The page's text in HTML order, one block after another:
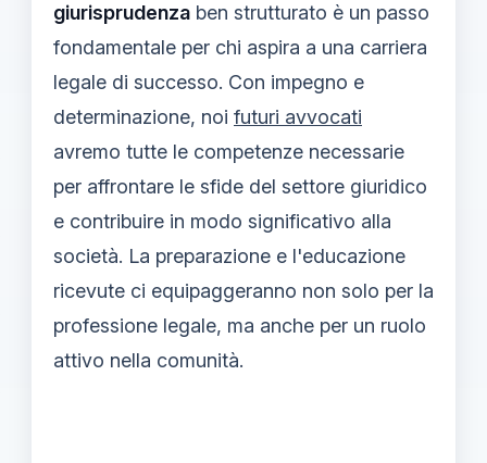
giurisprudenza ben strutturato è un passo
fondamentale per chi aspira a una carriera
legale di successo. Con impegno e
determinazione, noi futuri avvocati
avremo tutte le competenze necessarie
per affrontare le sfide del settore giuridico
e contribuire in modo significativo alla
società. La preparazione e l'educazione
ricevute ci equipaggeranno non solo per la
professione legale, ma anche per un ruolo
attivo nella comunità.